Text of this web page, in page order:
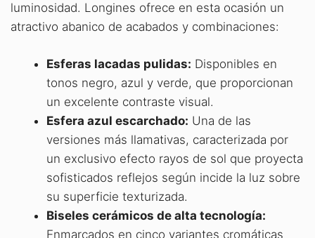
luminosidad. Longines ofrece en esta ocasión un
atractivo abanico de acabados y combinaciones:
Esferas lacadas pulidas: Disponibles en
tonos negro, azul y verde, que proporcionan
un excelente contraste visual.
Esfera azul escarchado: Una de las
versiones más llamativas, caracterizada por
un exclusivo efecto rayos de sol que proyecta
sofisticados reflejos según incide la luz sobre
su superficie texturizada.
Biseles cerámicos de alta tecnología:
Enmarcados en cinco variantes cromáticas